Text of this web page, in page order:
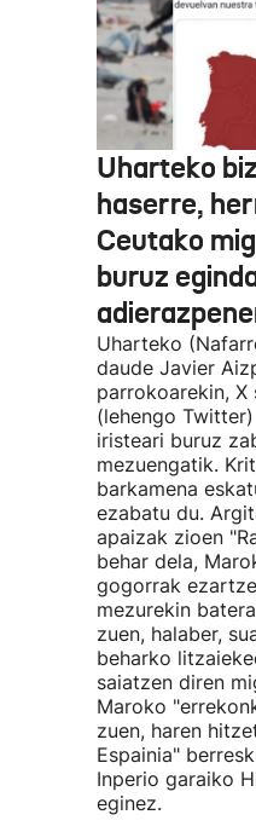
Uharteko
haserre,
Ceutako
buruz
Uharteko
daude Javier
parrokoarekin, X
(lehengo
iristeari buruz
mezuengatik.
barkamena
ezabatu du.
apaizak zioen
behar dela,
gogorrak
mezurekin
zuen, halaber,
beharko
saiatzen diren
Maroko
zuen, haren
Espainia"
Inperio garaiko
eginez.